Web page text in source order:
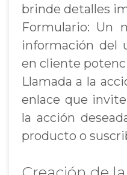
brinde detalles
Formulario: Un
información del
en cliente
Llamada a la
enlace que
la acción
producto o